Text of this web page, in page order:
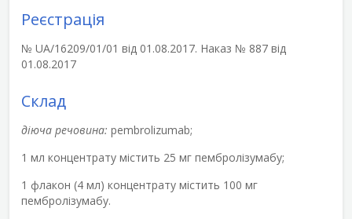
Реєстрація
№ UA/16209/01/01 від 01.08.2017. Наказ № 887 від
01.08.2017
Склад
діюча речовина: pembrolizumab;
1 мл концентрату містить 25 мг пембролізумабу;
1 флакон (4 мл) концентрату містить 100 мг
пембролізумабу.